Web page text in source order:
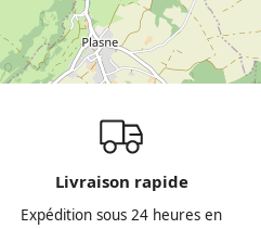
Livraison rapide
Expédition sous 24 heures en